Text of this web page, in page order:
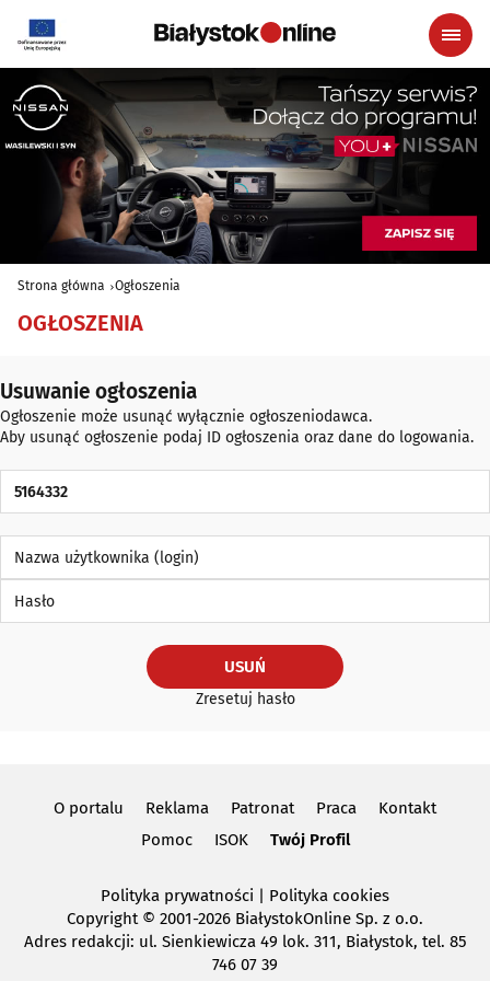
Strona główna Ogłoszenia
OGŁOSZENIA
Usuwanie ogłoszenia
Ogłoszenie może usunąć wyłącznie ogłoszeniodawca.
Aby usunąć ogłoszenie podaj ID ogłoszenia oraz dane do logowania.
USUŃ
Zresetuj hasło
O portalu Reklama Patronat Praca
Kontakt
Pomoc
ISOK Twój Profil
Polityka prywatności | Polityka cookies
Copyright© 2001-2026 BiałystokOnline Sp. z o.o.
Adres redakcji: ul. Sienkiewicza 49 lok. 311, Białystok, tel. 85
746 07 39